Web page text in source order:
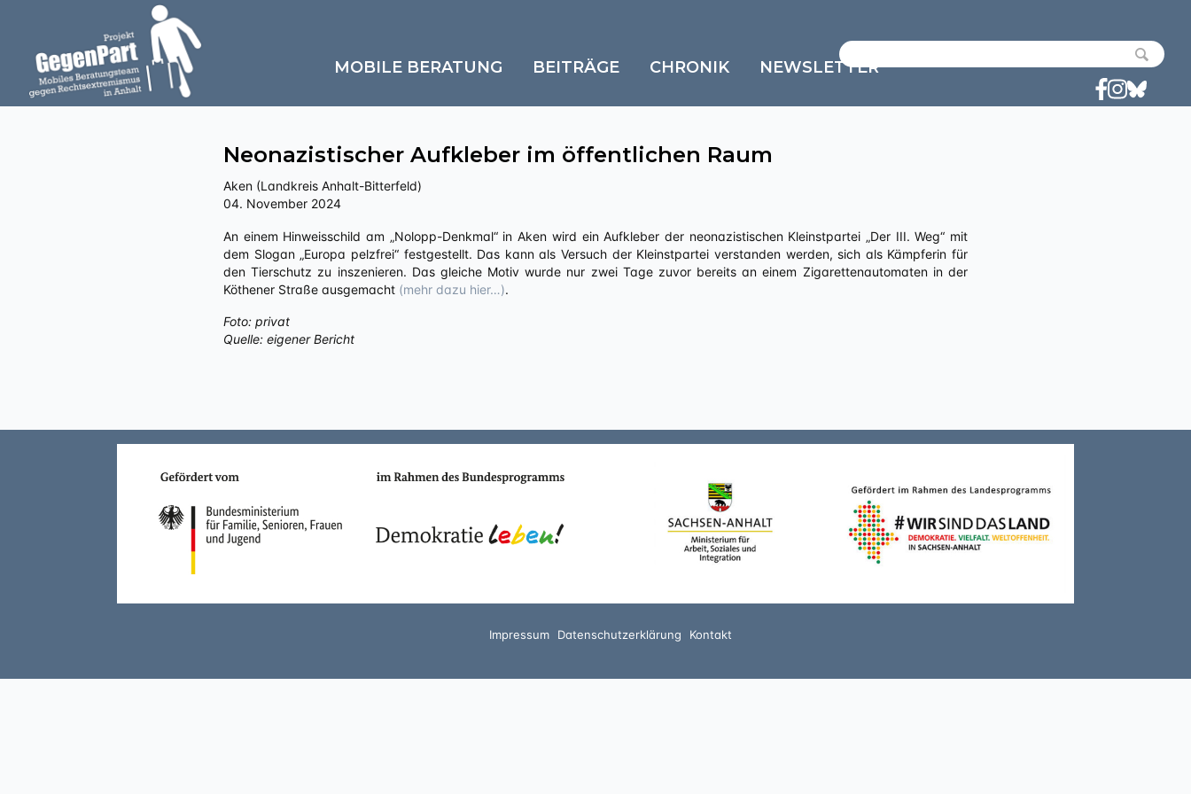
MOBILE BERATUNG BEITRÄGE CHRONIK NEWSLETTER
Neonazistischer Aufkleber im öffentlichen Raum
Aken (Landkreis Anhalt-Bitterfeld)
04. November 2024
An einem Hinweisschild am „Nolopp-Denkmal“ in Aken wird ein Aufkleber der neonazistischen Kleinstpartei „Der III. Weg“ mit
dem Slogan „Europa pelzfrei“ festgestellt. Das kann als Versuch der Kleinstpartei verstanden werden, sich als Kämpferin für
den Tierschutz zu inszenieren. Das gleiche Motiv wurde nur zwei Tage zuvor bereits an einem Zigarettenautomaten in der
Köthener Straße ausgemacht (mehr dazu hier…).
Foto: privat
Quelle: eigener Bericht
Impressum Datenschutzerklärung Kontakt